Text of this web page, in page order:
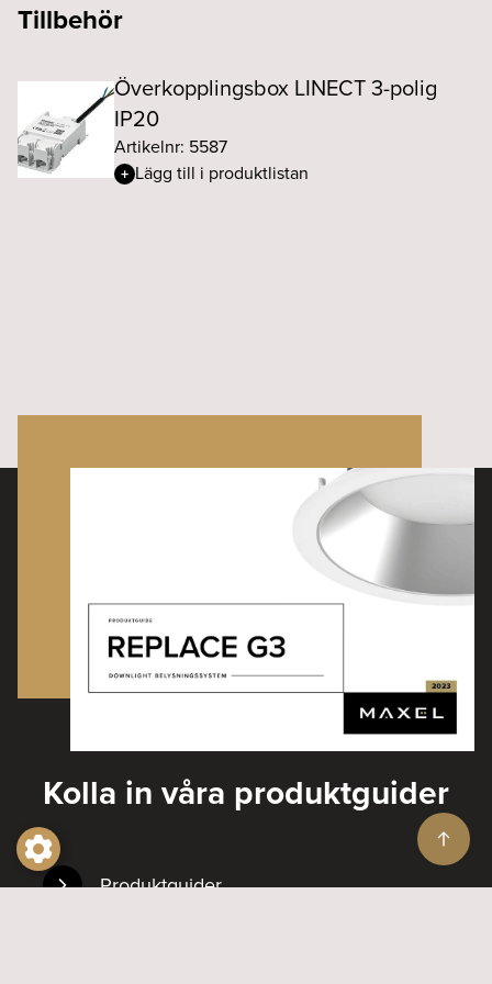
Tillbehör
Överkopplingsbox LINECT 3-polig
IP20
Artikelnr: 5587
Lägg till i produktlistan
Kolla in våra produktguider
Produktguider